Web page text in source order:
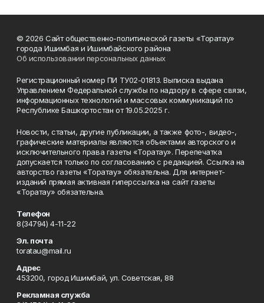
© 2026 Сайт общественно-политической газеты «Торатау»
города Ишимбая и Ишимбайского района
Об использовании персональных данных
Регистрационный номер ПИ ТУ02-01813. Выписка выдана
Управлением Федеральной службы по надзору в сфере связи,
информационных технологий и массовых коммуникаций по
Республике Башкортостан от 19.05.2025 г.
Новости, статьи, другие публикации, а также фото-, видео-,
графические материалы являются объектами авторского и
исключительного права газеты «Торатау». Перепечатка
допускается только по согласованию с редакцией. Ссылка на
авторство газеты «Торатау» обязательна. Для интернет-
изданий прямая активная гиперссылка на сайт газеты
«Торатау» обязательна.
Телефон
8(34794) 4-11-22
Эл. почта
toratau@mail.ru
Адрес
453200, город Ишимбай, ул. Советская, 88
Рекламная служба